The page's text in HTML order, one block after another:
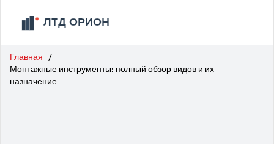
Главная
Монтажные инструменты: полный обзор видов и их
назначение